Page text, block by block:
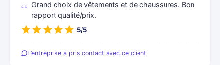
Grand choix de vêtements et de chaussures. Bon
rapport qualité/prix.
5/5
L’entreprise a pris contact avec ce client